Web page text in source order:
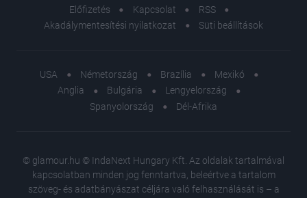
Előfizetés
Kapcsolat
RSS
Akadálymentesítési nyilatkozat
Süti beállítások
USA Németország Brazília
Mexikó
Anglia
Bulgária
Lengyelország
Spanyolország
Dél-Afrika
© glamour.hu © IndaNext Hungary Kft. Az oldalak tartalmával
kapcsolatban minden jog fenntartva, beleértve a tartalom
szöveg- és adatbányászat céljára való felhasználását is – a